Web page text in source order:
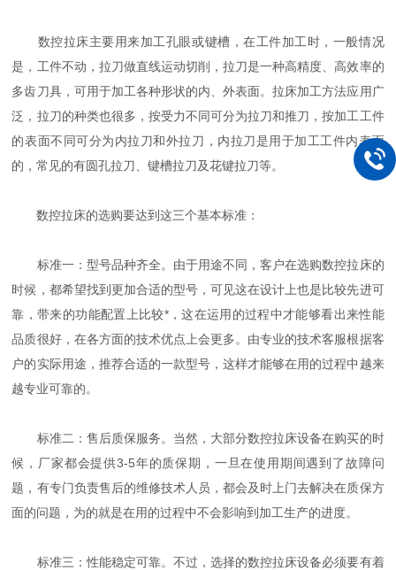
数控拉床主要用来加工孔眼或键槽，在工件加工时，一般情况
是，工件不动，拉刀做直线运动切削，拉刀是一种高精度、高效率的
多齿刀具，可用于加工各种形状的内、外表面。拉床加工方法应用广
泛，拉刀的种类也很多，按受力不同可分为拉刀和推刀，按加工工件
的表面不同可分为内拉刀和外拉刀，内拉刀是用于加工工件内表面
的，常见的有圆孔拉刀、键槽拉刀及花键拉刀等。
数控拉床的选购要达到这三个基本标准：
标准一：型号品种齐全。由于用途不同，客户在选购数控拉床的
时候，都希望找到更加合适的型号，可见这在设计上也是比较先进可
靠，带来的功能配置上比较*，这在运用的过程中才能够看出来性能
品质很好，在各方面的技术优点上会更多。由专业的技术客服根据客
户的实际用途，推荐合适的一款型号，这样才能够在用的过程中越来
越专业可靠的。
标准二：售后质保服务。当然，大部分数控拉床设备在购买的时
候，厂家都会提供3-5年的质保期，一旦在使用期间遇到了故障问
题，有专门负责售后的维修技术人员，都会及时上门去解决在质保方
面的问题，为的就是在用的过程中不会影响到加工生产的进度。
标准三：性能稳定可靠。不过，选择的数控拉床设备必须要有着